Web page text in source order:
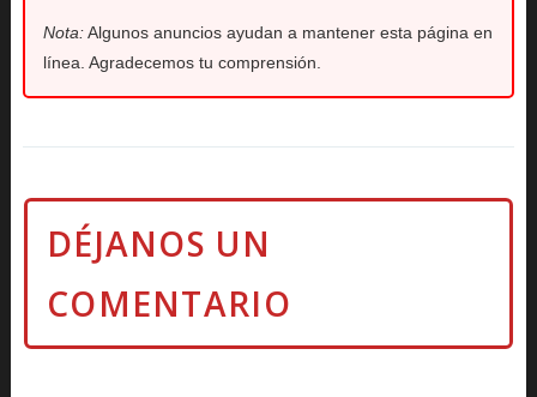
Nota:Algunos anuncios ayudan a mantener esta página en
línea. Agradecemos tu comprensión.